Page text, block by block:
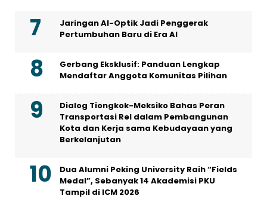
Jaringan AI-Optik Jadi Penggerak
Pertumbuhan Baru di Era AI
Gerbang Eksklusif: Panduan Lengkap
Mendaftar Anggota Komunitas Pilihan
Dialog Tiongkok-Meksiko Bahas Peran
Transportasi Rel dalam Pembangunan
Kota dan Kerja sama Kebudayaan yang
Berkelanjutan
Dua Alumni Peking University Raih “Fields
Medal”, Sebanyak 14 Akademisi PKU
Tampil di ICM 2026